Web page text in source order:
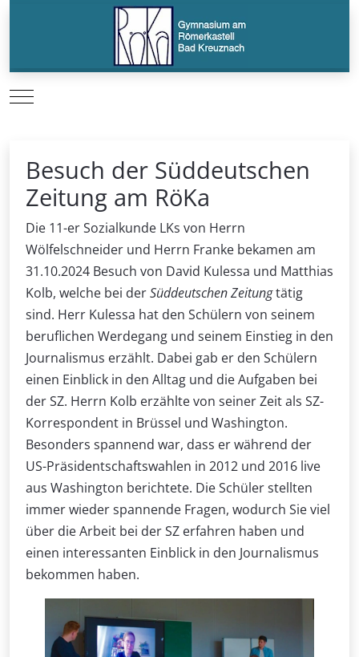
Mobile Menu Toggle
Besuch der Süddeutschen
Zeitung am RöKa
Die 11-er Sozialkunde LKs von Herrn
Wölfelschneider und Herrn Franke bekamen am
31.10.2024 Besuch von David Kulessa und Matthias
Kolb, welche bei derSüddeutschen Zeitungtätig
sind. Herr Kulessa hat den Schülern von seinem
beruflichen Werdegang und seinem Einstieg in den
Journalismus erzählt. Dabei gab er den Schülern
einen Einblick in den Alltag und die Aufgaben bei
der SZ. Herrn Kolb erzählte von seiner Zeit als SZ-
Korrespondent in Brüssel und Washington.
Besonders spannend war, dass er während der
US-Präsidentschaftswahlen in 2012 und 2016 live
aus Washington berichtete. Die Schüler stellten
immer wieder spannende Fragen, wodurch Sie viel
über die Arbeit bei der SZ erfahren haben und
einen interessanten Einblick in den Journalismus
bekommen haben.